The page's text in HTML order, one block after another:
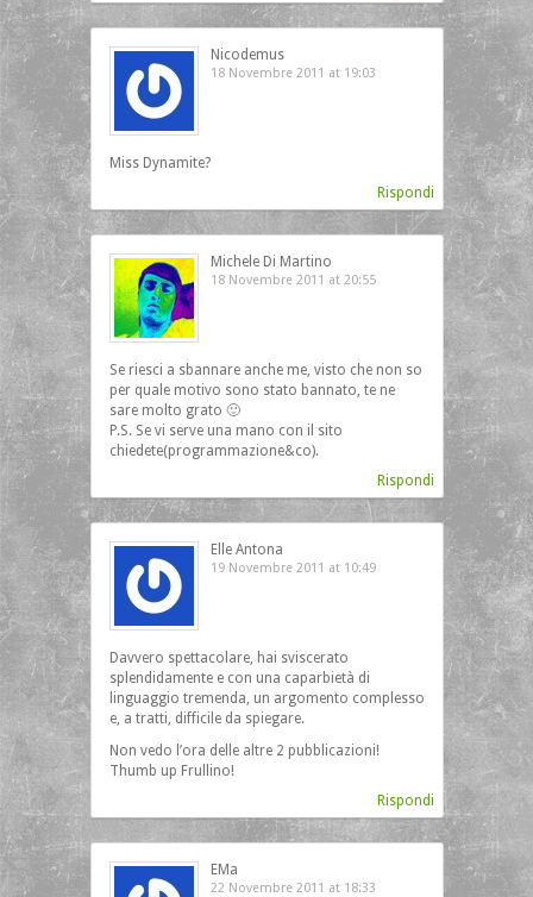
Nicodemus
18 Novembre 2011 at 19:03
Miss Dynamite?
Rispondi
Michele Di Martino
18 Novembre 2011 at 20:55
Se riesci a sbannare anche me, visto che non so
per quale motivo sono stato bannato, te ne
sare molto grato 🙂
P.S. Se vi serve una mano con il sito
chiedete(programmazione&co).
Rispondi
Elle Antona
19 Novembre 2011 at 10:49
Davvero spettacolare, hai sviscerato
splendidamente e con una caparbietà di
linguaggio tremenda, un argomento complesso
e, a tratti, difficile da spiegare.
Non vedo l’ora delle altre 2 pubblicazioni!
Thumb up Frullino!
Rispondi
EMa
22 Novembre 2011 at 18:33